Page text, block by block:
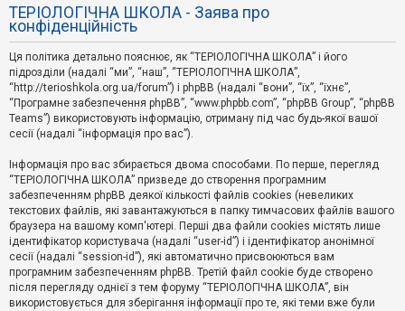
Р
е
с
т
р
а
ц
і
я
Т
е
м
и
б
е
з
в
і
д
ТЕРІОЛОГІЧНА ШКОЛА - Заява про
конфіденційність
Ця політика детально пояснює, як “ТЕРІОЛОГІЧНА ШКОЛА” і його
підрозділи (надалі “ми”, “наш”, “ТЕРІОЛОГІЧНА ШКОЛА”,
“http://terioshkola.org.ua/forum”) і phpBB (надалі “вони”, “їх”, “їхнє”,
“Програмне забезпечення phpBB”, “www.phpbb.com”, “phpBB Group”, “phpBB
Teams”) використовують інформацію, отриману під час будь-якої вашої
сесії (надалі “інформація про вас”).
Інформація про вас збирається двома способами. По перше, перегляд
“ТЕРІОЛОГІЧНА ШКОЛА” призведе до створення програмним
забезпеченням phpBB деякої кількості файлів cookies (невеликих
текстових файлів, які завантажуються в папку тимчасових файлів вашого
браузера на вашому комп'ютері. Перші два файли cookies містять лише
ідентифікатор користувача (надалі “user-id”) і ідентифікатор анонімної
сесії (надалі “session-id”), які автоматично присвоюються вам
програмним забезпеченням phpBB. Третій файл cookie буде створено
після перегляду однієї з тем форуму “ТЕРІОЛОГІЧНА ШКОЛА”, він
використовується для зберігання інформації про те, які теми вже були